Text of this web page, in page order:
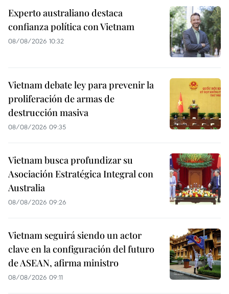
Experto australiano destaca
confianza política con Vietnam
08/08/2026 10:32
Vietnam debate ley para prevenir la
proliferación de armas de
destrucción masiva
08/08/2026 09:35
Vietnam busca profundizar su
Asociación Estratégica Integral con
Australia
08/08/2026 09:26
Vietnam seguirá siendo un actor
clave en la configuración del futuro
de ASEAN, afirma ministro
08/08/2026 09:11